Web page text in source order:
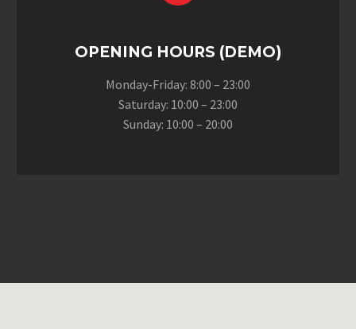
OPENING HOURS (DEMO)
Monday-Friday: 8:00 – 23:00
Saturday: 10:00 – 23:00
Sunday: 10:00 – 20:00